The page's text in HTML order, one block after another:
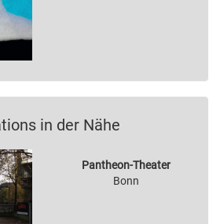
in der Nähe
Pantheon-Theater
Bonn